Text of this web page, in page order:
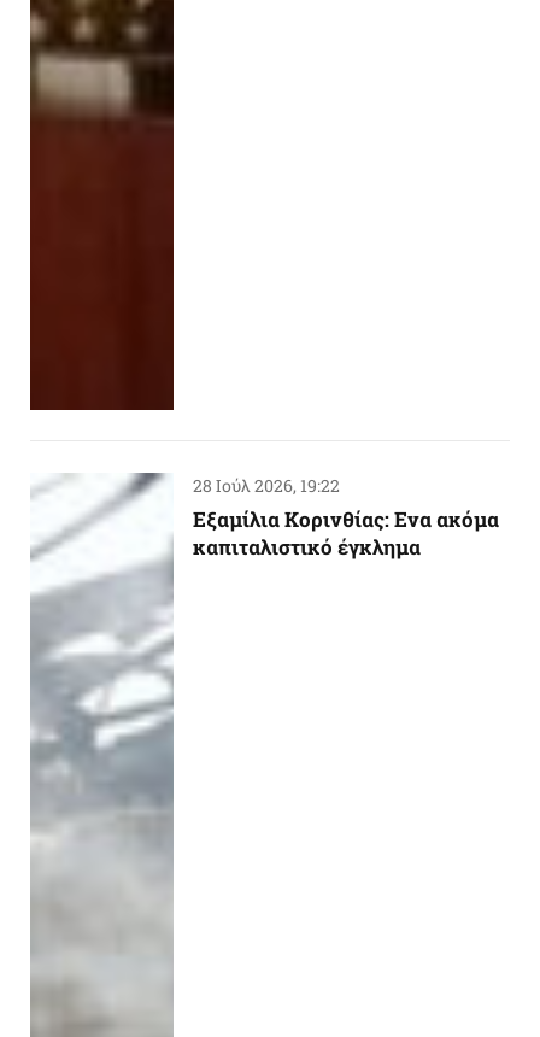
28 Ιούλ 2026, 19:22
Εξαμίλια Κορινθίας: Ενα ακόμα
καπιταλιστικό έγκλημα